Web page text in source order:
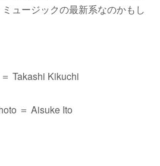
ュージックの最新系なのかもし
Takashi Kikuchi
＝ Aisuke Ito